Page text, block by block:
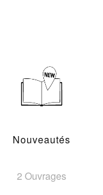
Nouveautés
2 Ouvrages